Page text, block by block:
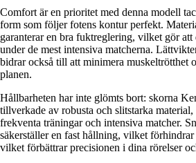
Comfort är en prioritet med denna modell
form som följer fotens kontur perfekt.
garanterar en bra fuktreglering, vilket gör
under de mest intensiva matcherna.
bidrar också till att minimera muskeltrötthet
planen.
Hållbarheten har inte glömts bort: skorna
tillverkade av robusta och slitstarka
frekventa träningar och intensiva matcher.
säkerställer en fast hållning, vilket
vilket förbättrar precisionen i dina rörelser